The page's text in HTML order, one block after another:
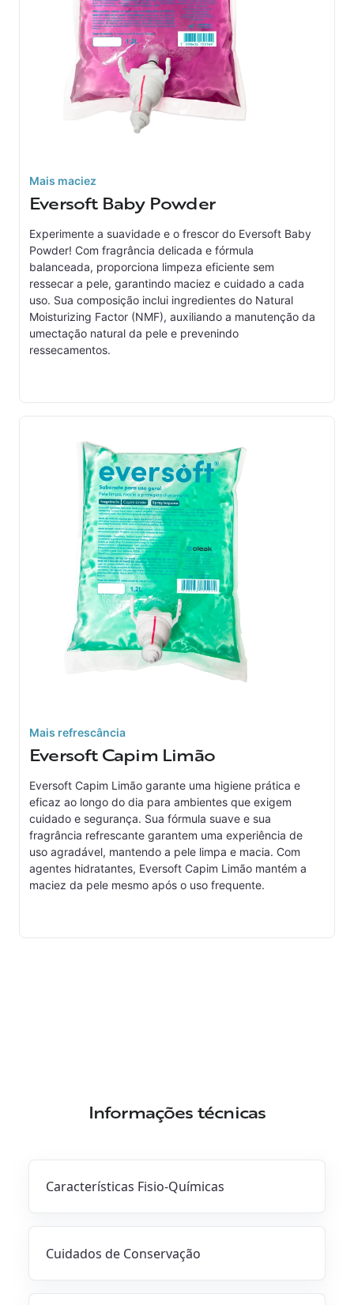
Mais maciez
Eversoft Baby Powder
Experimente a suavidade e o frescor do Eversoft Baby
Powder! Com fragrância delicada e fórmula
balanceada, proporciona limpeza eficiente sem
ressecar a pele, garantindo maciez e cuidado a cada
uso. Sua composição inclui ingredientes do Natural
Moisturizing Factor (NMF), auxiliando a manutenção da
umectação natural da pele e prevenindo
ressecamentos.
Mais refrescância
Eversoft Capim Limão
Eversoft Capim Limão garante uma higiene prática e
eficaz ao longo do dia para ambientes que exigem
cuidado e segurança. Sua fórmula suave e sua
fragrância refrescante garantem uma experiência de
uso agradável, mantendo a pele limpa e macia. Com
agentes hidratantes, Eversoft Capim Limão mantém a
maciez da pele mesmo após o uso frequente.
Informações técnicas
Características Fisio-Químicas
Cuidados de Conservação